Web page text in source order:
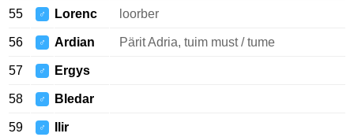
55 ♂ Lorenc loorber
56 ♂ Ardian Pärit Adria, tuim must / tume
57 ♂ Ergys
58 ♂ Bledar
59 ♂ Ilir